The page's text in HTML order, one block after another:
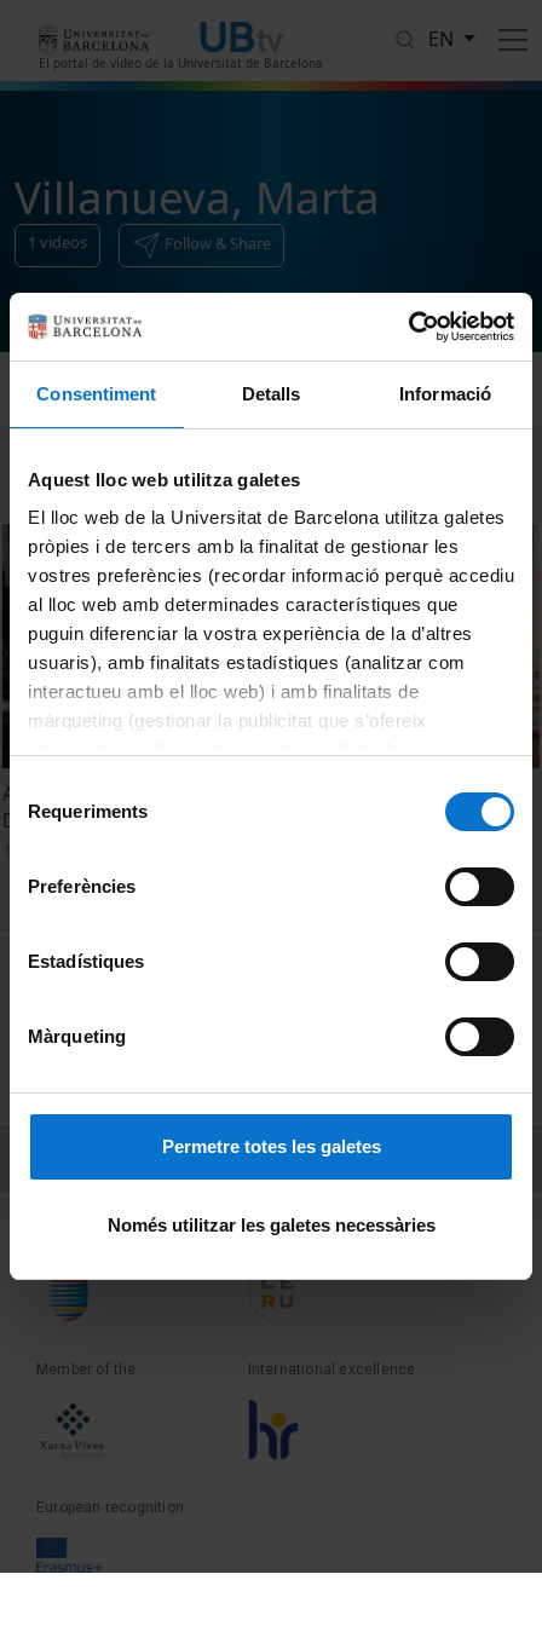
Consentiment Detalls Informació
Aquest lloc web utilitza galetes
El lloc web de la Universitat de Barcelona utilitza galetes
pròpies i de tercers amb la finalitat de gestionar les
vostres preferències (recordar informació perquè accediu
al lloc web amb determinades característiques que
puguin diferenciar la vostra experiència de la d’altres
usuaris), amb finalitats estadístiques (analitzar com
interactueu amb el lloc web) i amb finalitats de
màrqueting (gestionar la publicitat que s’ofereix
consultar laPolítica de galetes del lloc web de la
Selecció
de Requeriments
Preferències
Estadístiques
Màrqueting
Permetre totes les galetes
Només utilitzar les galetes necessàries
El portal de vídeo de la Universitat de Barcelona
EN
Villanueva, Marta
1 videos Follow & Share
Sort
Acte de presentació del postgrau: Persones amb
Discapacitat, Drets Socials i Cultura de les Capacitats
MENÚ PEU 1
Terms and privacy
Founder of the Member of the
Member of the International excellence
European recognition